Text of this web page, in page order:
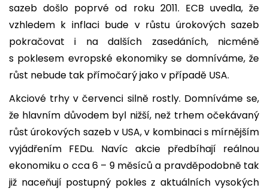
sazeb došlo poprvé od roku 2011. ECB uvedla, že
vzhledem k inflaci bude v růstu úrokových sazeb
pokračovat i na dalších zasedáních, nicméně
s poklesem evropské ekonomiky se domníváme, že
růst nebude tak přímočarý jako v případě USA.
Akciové trhy v červenci silně rostly. Domníváme se,
že hlavním důvodem byl nižší, než trhem očekávaný
růst úrokových sazeb v USA, v kombinaci s mírnějším
vyjádřením FEDu. Navíc akcie předbíhají reálnou
ekonomiku o cca 6 – 9 měsíců a pravděpodobně tak
již naceňují postupný pokles z aktuálních vysokých